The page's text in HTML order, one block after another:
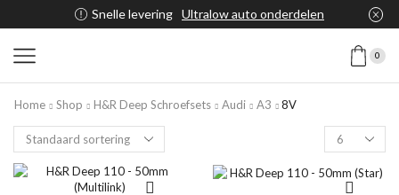
Snelle levering Ultralow auto onderdelen
0
Home Shop H&R Deep Schroefsets Audi A3 8V